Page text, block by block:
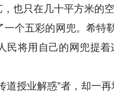
只在几十平方米的空
个五彩的网兜。希特
将用自己的网兜提
授业解惑”者，却一再